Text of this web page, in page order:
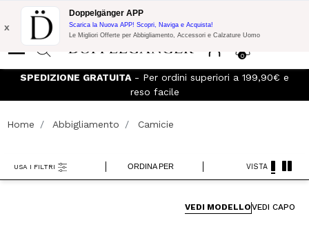
Promo Flash:
10% di Extra Sconto su 300€ di Acquisto con codice:
DOPPEL300
0
x
Doppelgänger APP
Scarica la Nuova APP! Scopri, Naviga e Acquista!
Le Migliori Offerte per Abbigliamento, Accessori e Calzature Uomo
Iscriviti alDoppelganger Club!Scopri tutti i vantaggi e
sconti fino al -20%!
Home Abbigliamento Camicie
ORDINA PER
USA I FILTRI VISTA
VEDI MODELLOVEDI CAPO